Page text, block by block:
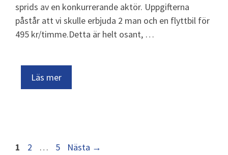
sprids av en konkurrerande aktör. Uppgifterna
påstår att vi skulle erbjuda 2 man och en flyttbil för
495 kr/timme.Detta är helt osant, …
Läs mer
1 2 … 5 Nästa →